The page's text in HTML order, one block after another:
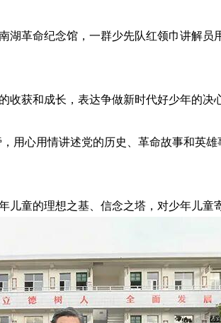
革命纪念馆，一群少先队红领巾讲解
获和成长，表达争做新时代好少年的决
用心用情讲述党的历史、革命故事和英
童的理想之基、信念之塔，对少年儿童